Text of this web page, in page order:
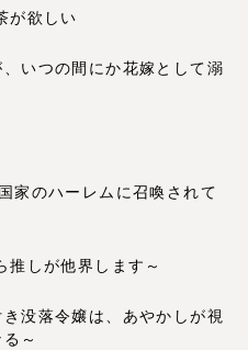
が欲しい
いつの間にか花嫁として溺
家のハーレムに召喚されて
しが他界します～
没落令嬢は、あやかしが視
～